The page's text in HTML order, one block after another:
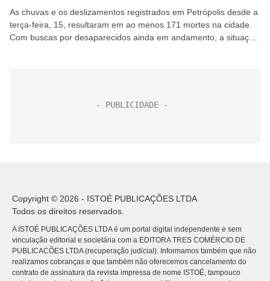
As chuvas e os deslizamentos registrados em Petrópolis desde a
terça-feira, 15, resultaram em ao menos 171 mortes na cidade.
Com buscas por desaparecidos ainda em andamento, a situação
Copyright © 2026 - ISTOÉ PUBLICAÇÕES LTDA
Todos os direitos reservados.
A ISTOÉ PUBLICAÇÕES LTDA é um portal digital independente e sem
vinculação editorial e societária com a EDITORA TRES COMÉRCIO DE
PUBLICACÕES LTDA (recuperação judicial). Informamos também que não
realizamos cobranças e que também não oferecemos cancelamento do
contrato de assinatura da revista impressa de nome ISTOÉ, tampouco